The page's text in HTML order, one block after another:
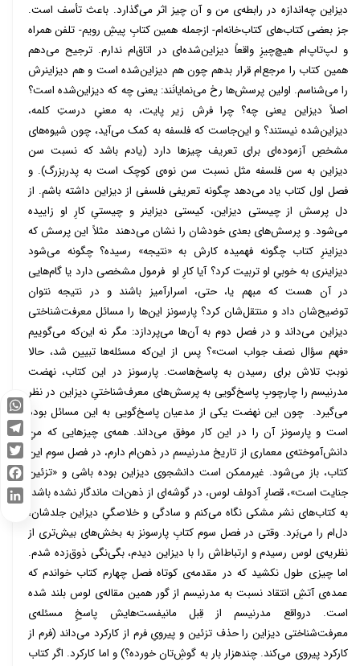
دیزاین چه‌اندازه در رابطه‌ی من و آن چیز اثر می‌گذارد. باعث تأسف است.
جز بعضی کتاب‌های کتاب‌خانه‌ام- ازجمله همین کتابِ پیشِ رویم- تلفن همراه
و لپ‌تاپ‌ام هیچ‌چیزِ واقعاً دیزاین‌شده‌ای در اتاق‌ام ندارم. ترجیح می‌دهم
همین کتاب را مرجع‌ام قرار بدهم چون هم دیزاین‌شده است و هم دیزاینرش
را می‌شناسم. اولین پرسش‌ها رخ می‌نمایانَند: یعنی چه که دیزاین‌شده است؟
اصلاً دیزاین یعنی چه؟ چرا فرش زیر پایت، به معنیِ درستِ کلمه،
دیزاین‌شده نیستند؟ و این‌جاست که فلسفه به کمک می‌آید، چون شیوه‌های
مشخصِ آزموده‌ای برای تعریف چیزها دارد (یادم باشد که نسبت سن
دیزاین به سن فلسفه مثل نسبت سن نوه‌ی کوچک است به پدربزرگ). و
فصل اول کتاب یاد می‌دهد چگونه تعریفی فلسفی از دیزاین داشته باشم. از
دل پرسش از چیستی دیزاین، کیستی دیزاینر و چیستیِ کارِ او زاییده
می‌شود. و پرسش‌های بعدی خودشان را نشان می‌دهند مثلاً این پرسش که
دیزاینرِ کتاب چگونه فهمیده کارش به «نتیجه» رسیده؟ چگونه می‌شود
دیزاینری به خوبیِ او تربیت کرد؟ آیا کارِ او فرمول مشخصی دارد یا گام‌هایی
در آن هست که مبهم یا، حتی، اسرارآمیز باشند و در نتیجه نتوان
توضیح‌شان داد و منتقل‌شان کرد؟ پارسونز این‌ها را مسائل معرفت‌شناختی
دیزاین می‌داند و در فصل دوم به آن‌ها می‌پردازد: مگر نه این‌که می‌گوییم
«فهم سؤال نصف جواب است»؟ پس از این‌که مسئله‌ها تبیین شد، حالا
نوبتِ تلاش برای رسیدن به پاسخ‌هاست. پارسونز در این کتاب، نهضت
مدرنیسم را چارچوبِ پاسخ‌گویی به پرسش‌های معرف‌شناختیِ دیزاین در نظر
می‌گیرد. چون این نهضت یکی از مدعیان پاسخ‌گویی به این مسائل بوده
است و پارسونز آن را در این کار موفق می‌داند. همه‌ی چیزهایی که منِ
دانش‌آموخته‌ی معماری از تاریخ مدرنیسم در ذهن‌ام دارم، در فصل سوم این
کتاب، باز می‌شود. غیرممکن است دانشجوی دیزاین بوده باشی و «تزئین
جنایت است»، قصارِ آدولف لوس، در گوشه‌ای از ذهن‌ات ماندگار نشده باشد.
به کتاب‌های نشر مشکی نگاه می‌کنم و سادگی و خلاصگیِ دیزاین جلدشان،
دل‌ام را می‌بَرد. وقتی در فصل سوم کتابِ پارسونز به بخش‌های بیش‌تری از
نظریه‌ی لوس رسیدم و ارتباط‌اش را با دیزاین دیدم، بگی‌نگی ذوق‌زده شدم.
اما چیزی طول نکشید که در مقدمه‌ی کوتاه فصل چهارم کتاب خواندم که
عمده‌ی آتشِ انتقاد نسبت به مدرنیسم از گور همین مقاله‌ی لوس بلند شده
است. درواقع مدرنیسم از قِبل مانیفست‌هایش پاسخِ مسئله‌ی
معرفت‌شناختی دیزاین را حذف تزئین و پیرویِ فرم از کارکرد می‌داند (فرم از
کارکرد پیروی می‌کند. چندهزار بار به گوش‌ِتان خورده؟) و اما کارکرد. اگر کتاب
WhatsApp
Telegram
Twitter
Facebook
LinkedIn